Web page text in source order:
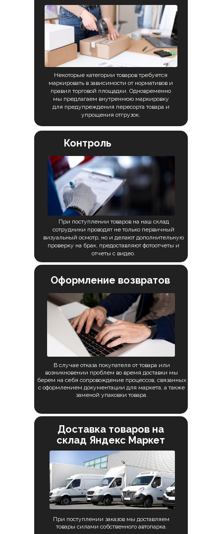
Контроль
качества
При поступлении товаров на наш склад
сотрудники проводят не только первичный
визуальный осмотр, но и делают дополнительную
проверку на брак, предоставляют фотоотчеты и
отчеты с видео.
Оформление возвратов
В случае отказа покупателя от товара или
возникновении проблем во время доставки мы
берем на себя сопровождение процессов, связанных
с оформлением документации для маркета, а также
заменой упаковки товара.
Доставка товаров на
склад Яндекс Маркет
При поступлении заказов мы доставляем
товары силами собственного автопарка.
Некоторые категории товаров требуется
маркировать в зависимости от нормативов и
правил торговой площадки. Одновременно
мы предлагаем внутреннюю маркировку
для предупреждения пересорта товара и
упрощения отгрузок.